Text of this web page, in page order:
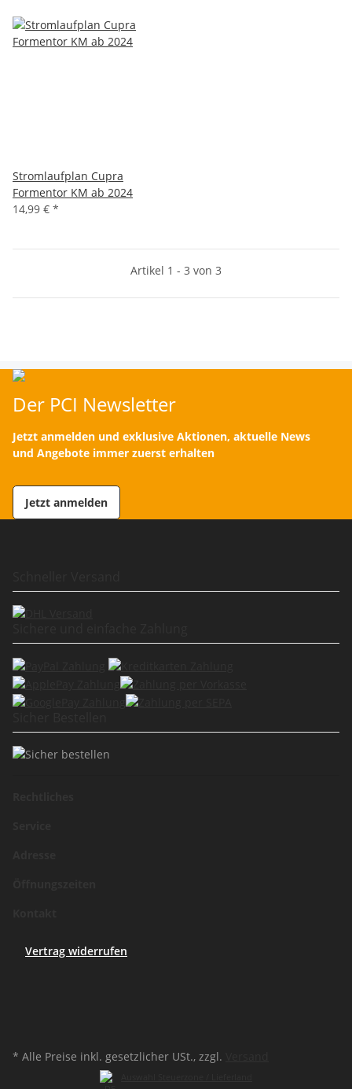
Stromlaufplan Cupra
Formentor KM ab 2024
14,99 € *
Artikel 1 - 3 von 3
Der PCI Newsletter
Jetzt anmelden und exklusive Aktionen, aktuelle News
und Angebote immer zuerst erhalten
Jetzt anmelden
Vertrag widerrufen
* Alle Preise inkl. gesetzlicher USt., zzgl.